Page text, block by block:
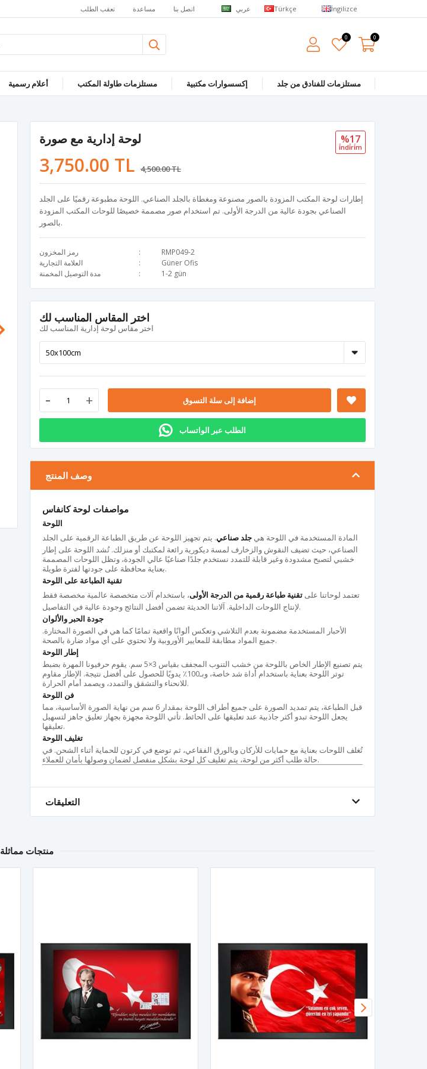
تعقب الطلب مساعدة اتصل بنا عربي Türkçe İngilizce
0 0
أعلام رسمية مستلزمات طاولة المكتب إكسسوارات مكتبية مستلزمات للفنادق من جلد
لوحة إدارية مع صورة
3,750.00 TL 4,500.00 TL
%17
i̇ndi̇ri̇m
إطارات لوحة المكتب المزودة بالصور مصنوعة ومغطاة بالجلد الصناعي. اللوحة مطبوعة رقميًا على الجلد
الصناعي بجودة عالية من الدرجة الأولى. تم استخدام صور مصممة خصيصًا للوحات المكتب المزودة
بالصور.
رمز المخزون
RMP049-2
العلامة التجارية
Güner Ofis
مدة التوصيل المخمنة
1-2 gün
اختر المقاس المناسب لك
اختر مقاس لوحة إدارية المناسب لك
- + إضافة إلى سلة التسوق
الطلب عبر الواتساب
وصف المنتج
مواصفات لوحة كانفاس
اللوحة
المادة المستخدمة في اللوحة هي جلد صناعي. يتم تجهيز اللوحة عن طريق الطباعة الرقمية على الجلد
الصناعي، حيث تضيف النقوش والزخارف لمسة ديكورية رائعة لمكتبك أو منزلك. تُشد اللوحة على إطار
خشبي لتصبح مشدودة وغير قابلة للتمدد نستخدم جلدًا صناعيًا عالي الجودة، وتظل اللوحات المصممة
بعناية محافظة على جودتها لفترة طويلة.
تقنية الطباعة على اللوحة
تعتمد لوحاتنا على تقنية طباعة رقمية من الدرجة الأولى، باستخدام آلات متخصصة عالمية مخصصة فقط
لإنتاج اللوحات الداخلية. آلاتنا الحديثة تضمن أفضل النتائج وجودة عالية في التفاصيل.
جودة الحبر والألوان
الأحبار المستخدمة مضمونة بعدم التلاشي وتعكس ألوانًا واقعية تمامًا كما هي في الصورة المختارة.
جميع المواد مطابقة للمعايير الأوروبية ولا تحتوي على أي مواد ضارة بالصحة.
يتم تصنيع الإطار الخاص باللوحة من خشب التنوب المجفف بقياس 3×5 سم. يقوم حرفيونا المهرة بضبط
توتر اللوحة بعناية باستخدام أداة شد خاصة، وبـ100٪ يدويًا للحصول على أفضل نتيجة. الإطار مقاوم
للانحناء والتشقق والتمدد، ويصمد أمام الحرارة.
قبل الطباعة، يتم تمديد الصورة على جميع أطراف اللوحة بمقدار 6 سم من نهاية الصورة الأساسية، مما
يجعل اللوحة تبدو أكثر جاذبية عند تعليقها على الحائط. تأتي اللوحة مجهزة بجهاز تعليق جاهز لتسهيل
تعليقها.
تغليف اللوحة
تُغلف اللوحات بعناية مع حمايات للأركان وبالورق الفقاعي، ثم توضع في كرتون للحماية أثناء الشحن. في
حالة طلب أكثر من لوحة، يتم تغليف كل لوحة بشكل منفصل لضمان وصولها بأمان للعملاء.
التعليقات
منتجات مماثلة